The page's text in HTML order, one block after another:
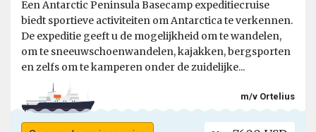
Een Antarctic Peninsula Basecamp expeditiecruise
biedt sportieve activiteiten om Antarctica te verkennen.
De expeditie geeft u de mogelijkheid om te wandelen,
om te sneeuwschoenwandelen, kajakken, bergsporten
en zelfs om te kamperen onder de zuidelijke...
m/v Ortelius